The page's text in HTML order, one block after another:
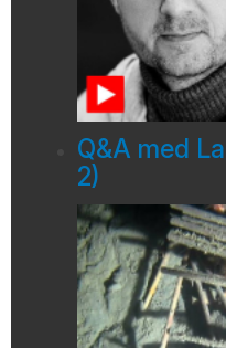
Q&A med
2)